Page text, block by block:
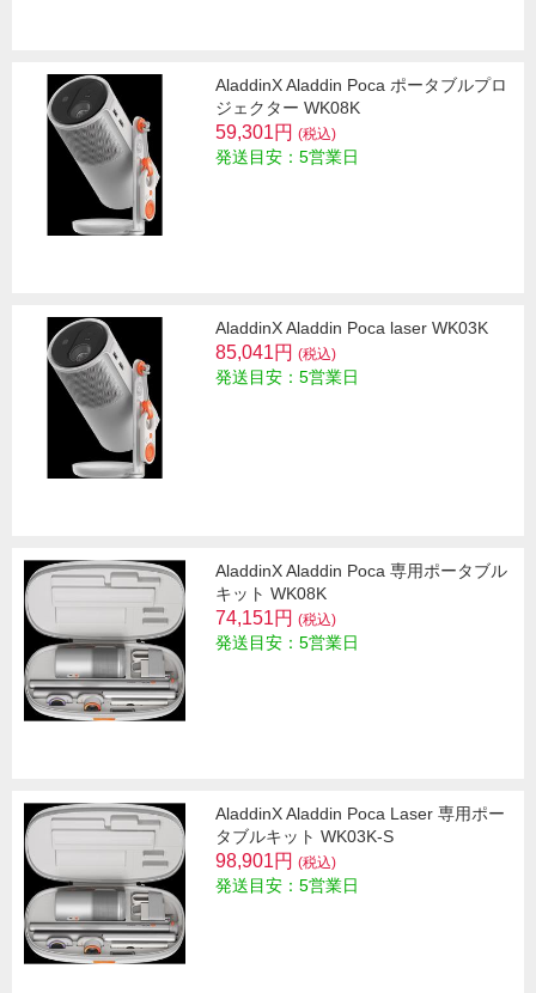
AladdinX Aladdin Poca ポータブルプロ
ジェクター WK08K
59,301円 (税込)
発送目安：5営業日
AladdinX Aladdin Poca laser WK03K
85,041円 (税込)
発送目安：5営業日
AladdinX Aladdin Poca 専用ポータブル
キット WK08K
74,151円 (税込)
発送目安：5営業日
AladdinX Aladdin Poca Laser 専用ポー
タブルキット WK03K-S
98,901円 (税込)
発送目安：5営業日